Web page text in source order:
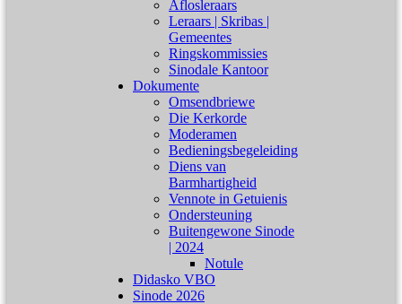
Aflosleraars
Leraars | Skribas |
Gemeentes
Ringskommissies
Sinodale Kantoor
Dokumente
Omsendbriewe
Die Kerkorde
Moderamen
Bedieningsbegeleiding
Diens van
Barmhartigheid
Vennote in Getuienis
Ondersteuning
Buitengewone Sinode
| 2024
Notule
Didasko VBO
Sinode 2026